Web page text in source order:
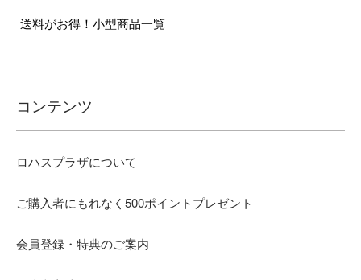
送料がお得！小型商品一覧
コンテンツ
ロハスプラザについて
ご購入者にもれなく500ポイントプレゼント
会員登録・特典のご案内